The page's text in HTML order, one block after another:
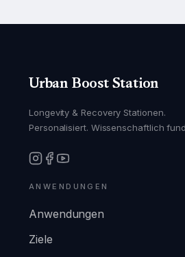
Urban Boost Station
Longevity & Recovery Stationen.
Personalisiert. Wissenschaftlich
ANWENDUNGEN
Anwendungen
Ziele